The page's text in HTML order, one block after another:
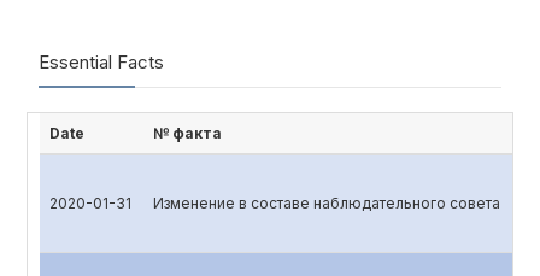
Essential Facts
Date № факта
2020-01-31 Изменение в составе наблюдательного совета